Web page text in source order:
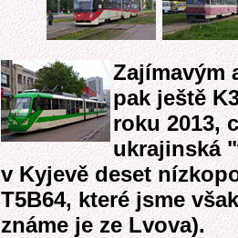
Zajímavým
pak ještě
roku 2013,
ukrajinská
v Kyjevě deset
T5B64, které jsme
známe je ze Lvova).